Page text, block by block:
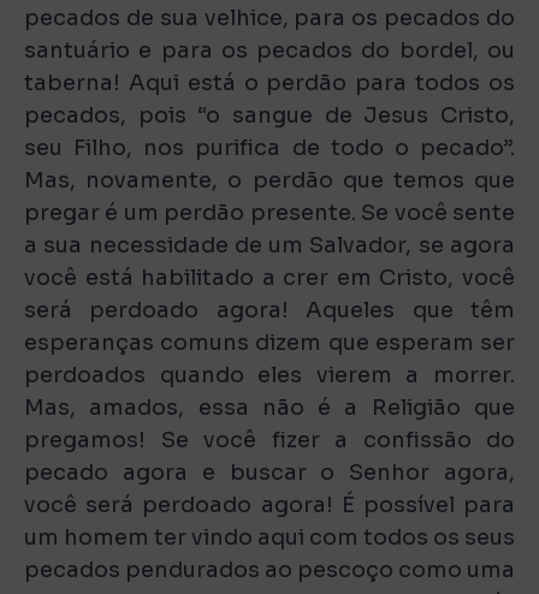
pecados de sua velhice, para os pecados do
santuário e para os pecados do bordel, ou
taberna! Aqui está o perdão para todos os
pecados, pois “o sangue de Jesus Cristo,
seu Filho, nos purifica de todo o pecado”.
Mas, novamente, o perdão que temos que
pregar é um perdão presente. Se você sente
a sua necessidade de um Salvador, se agora
você está habilitado a crer em Cristo, você
será perdoado agora! Aqueles que têm
esperanças comuns dizem que esperam ser
perdoados quando eles vierem a morrer.
Mas, amados, essa não é a Religião que
pregamos! Se você fizer a confissão do
pecado agora e buscar o Senhor agora,
você será perdoado agora! É possível para
um homem ter vindo aqui com todos os seus
pecados pendurados ao pescoço como uma